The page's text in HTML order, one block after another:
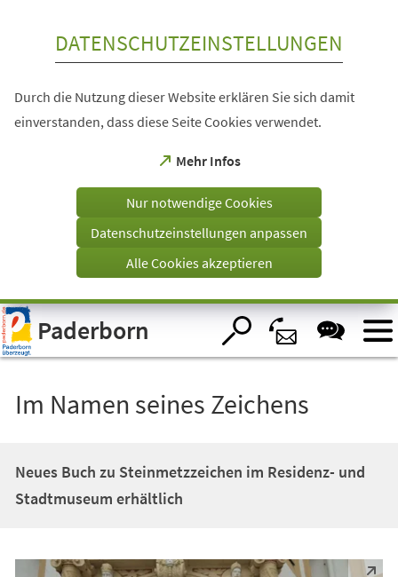
Visuelle
Assistenzsoftware
öffnen.
DATENSCHUTZEINSTELLUNGEN
Durch die Nutzung dieser Website erklären Sie sich damit
einverstanden, dass diese Seite Cookies verwendet.
Mehr Infos
(Öffnet
einem
Tab)
Nur notwendige Cookies
Datenschutzeinstellungen anpassen
Alle Cookies akzeptieren
Paderborn
Im Namen seines Zeichens
Neues Buch zu Steinmetzzeichen im Residenz- und
Stadtmuseum erhältlich